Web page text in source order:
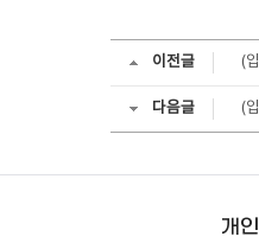
이전글 (
다음글 (
개